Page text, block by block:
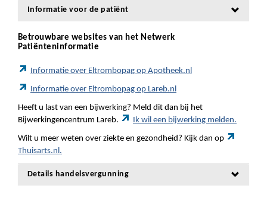
Informatie voor de patiënt
Betrouwbare websites van het Netwerk
Patiënteninformatie
Informatie over Eltrombopag op Apotheek.nl
Informatie over Eltrombopag op Lareb.nl
Heeft u last van een bijwerking? Meld dit dan bij het
Bijwerkingencentrum Lareb.
Ik wil een bijwerking melden.
Wilt u meer weten over ziekte en gezondheid? Kijk dan op
Thuisarts.nl.
Details handelsvergunning